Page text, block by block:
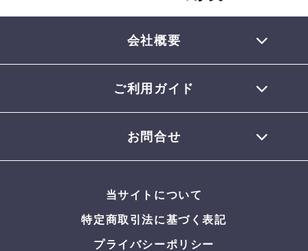
会社概要
ご利用ガイド
お支払いについて
返品・交換について
よくある質問
お問合せ
当サイトについて
特定商取引法に基づく表記
プライバシーポリシー